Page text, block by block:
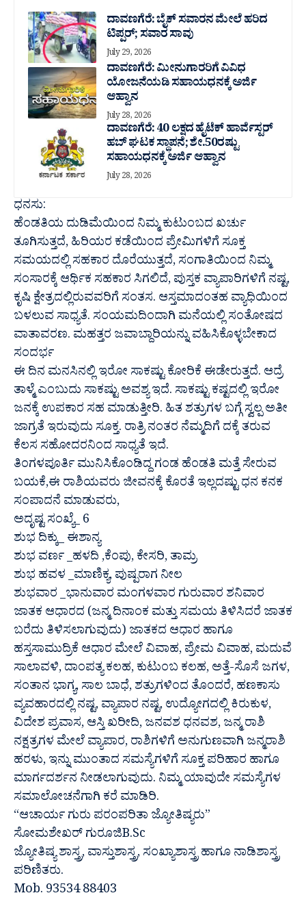
ದಾವಣಗೆರೆ: ಬೈಕ್ ಸವಾರನ ಮೇಲೆ ಹರಿದ
ಟಿಪ್ಪರ್; ಸವಾರ ಸಾವು
July 29, 2026
ದಾವಣಗೆರೆ: ಮೀನುಗಾರರಿಗೆ ವಿವಿಧ
ಯೋಜನೆಯಡಿ ಸಹಾಯಧನಕ್ಕೆ ಅರ್ಜಿ
ಆಹ್ವಾನ
July 28, 2026
ದಾವಣಗೆರೆ: 40 ಲಕ್ಷದ ಹೈಟೆಕ್ ಹಾರ್ವೆಸ್ಟರ್
ಹಬ್ ಘಟಕ ಸ್ಥಾಪನೆ; ಶೇ.50ರಷ್ಟು
ಸಹಾಯಧನಕ್ಕೆ ಅರ್ಜಿ ಆಹ್ವಾನ
July 28, 2026
ಧನಸು:
ಹೆಂಡತಿಯ ದುಡಿಮೆಯಿಂದ ನಿಮ್ಮ ಕುಟುಂಬದ ಖರ್ಚು
ತೂಗಿಸುತ್ತದೆ, ಹಿರಿಯರ ಕಡೆಯಿಂದ ಪ್ರೇಮಿಗಳಿಗೆ ಸೂಕ್ತ
ಸಮಯದಲ್ಲಿ ಸಹಕಾರ ದೊರೆಯುತ್ತದೆ, ಸಂಗಾತಿಯಿಂದ ನಿಮ್ಮ
ಸಂಸಾರಕ್ಕೆ ಆರ್ಥಿಕ ಸಹಕಾರ ಸಿಗಲಿದೆ, ಪುಸ್ತಕ ವ್ಯಾಪಾರಿಗಳಿಗೆ ನಷ್ಟ,
ಕೃಷಿ ಕ್ಷೇತ್ರದಲ್ಲಿರುವವರಿಗೆ ಸಂತಸ. ಆಸ್ತಮಾದಂತಹ ವ್ಯಾಧಿಯಿಂದ
ಬಳಲುವ ಸಾಧ್ಯತೆ. ಸಂಯಮದಿಂದಾಗಿ ಮನೆಯಲ್ಲಿ ಸಂತೋಷದ
ವಾತಾವರಣ. ಮಹತ್ತರ ಜವಾಬ್ದಾರಿಯನ್ನು ವಹಿಸಿಕೊಳ್ಳಬೇಕಾದ
ಸಂದರ್ಭ
ಈ ದಿನ ಮನಸಿನಲ್ಲಿ ಇರೋ ಸಾಕಷ್ಟು ಕೋರಿಕೆ ಈಡೇರುತ್ತದೆ. ಆದ್ರೆ
ತಾಳ್ಮೆ ಎಂಬುದು ಸಾಕಷ್ಟು ಅವಶ್ಯ ಇದೆ. ಸಾಕಷ್ಟು ಕಷ್ಟದಲ್ಲಿ ಇರೋ
ಜನಕ್ಕೆ ಉಪಕಾರ ಸಹ ಮಾಡುತ್ತೀರಿ. ಹಿತ ಶತ್ರುಗಳ ಬಗ್ಗೆ ಸ್ವಲ್ಪ ಅತೀ
ಜಾಗ್ರತೆ ಇರುವುದು ಸೂಕ್ತ. ರಾತ್ರಿ ನಂತರ ನೆಮ್ಮದಿಗೆ ದಕ್ಕೆ ತರುವ
ಕೆಲಸ ಸಹೋದರನಿಂದ ಸಾಧ್ಯತೆ ಇದೆ.
ತಿಂಗಳಪೂರ್ತಿ ಮುನಿಸಿಕೊಂಡಿದ್ದ ಗಂಡ ಹೆಂಡತಿ ಮತ್ತೆ ಸೇರುವ
ಬಯಕೆ,ಈ ರಾಶಿಯವರು ಜೀವನಕ್ಕೆ ಕೊರತೆ ಇಲ್ಲದಷ್ಟು ಧನ ಕನಕ
ಸಂಪಾದನೆ ಮಾಡುವರು,
ಅದೃಷ್ಟ ಸಂಖ್ಯೆ_ 6
ಶುಭ ದಿಕ್ಕು_ ಈಶಾನ್ಯ
ಶುಭ ವರ್ಣ _ಹಳದಿ ,ಕೆಂಪು, ಕೇಸರಿ, ತಾಮ್ರ
ಶುಭ ಹವಳ _ಮಾಣಿಕ್ಯ, ಪುಷ್ಪರಾಗ ನೀಲ
ಶುಭವಾರ _ಭಾನುವಾರ ಮಂಗಳವಾರ ಗುರುವಾರ ಶನಿವಾರ
ಜಾತಕ ಆಧಾರದ (ಜನ್ಮ ದಿನಾಂಕ ಮತ್ತು ಸಮಯ ತಿಳಿಸಿದರೆ ಜಾತಕ
ಬರೆದು ತಿಳಿಸಲಾಗುವುದು) ಜಾತಕದ ಆಧಾರ ಹಾಗೂ
ಹಸ್ತಸಾಮುದ್ರಿಕೆ ಆಧಾರ ಮೇಲೆ ವಿವಾಹ, ಪ್ರೇಮ ವಿವಾಹ, ಮದುವೆ
ಸಾಲಾವಳಿ, ದಾಂಪತ್ಯ ಕಲಹ, ಕುಟುಂಬ ಕಲಹ, ಅತ್ತೆ-ಸೊಸೆ ಜಗಳ,
ಸಂತಾನ ಭಾಗ್ಯ, ಸಾಲ ಬಾಧೆ, ಶತ್ರುಗಳಿಂದ ತೊಂದರೆ, ಹಣಕಾಸು
ವ್ಯವಹಾರದಲ್ಲಿ ನಷ್ಟ, ವ್ಯಾಪಾರ ನಷ್ಟ, ಉದ್ಯೋಗದಲ್ಲಿ ಕಿರುಕುಳ,
ವಿದೇಶ ಪ್ರವಾಸ, ಆಸ್ತಿ ಖರೀದಿ, ಜನವಶ ಧನವಶ, ಜನ್ಮ ರಾಶಿ
ನಕ್ಷತ್ರಗಳ ಮೇಲೆ ವ್ಯಾಪಾರ, ರಾಶಿಗಳಿಗೆ ಅನುಗುಣವಾಗಿ ಜನ್ಮರಾಶಿ
ಹರಳು, ಇನ್ನು ಮುಂತಾದ ಸಮಸ್ಯೆಗಳಿಗೆ ಸೂಕ್ತ ಪರಿಹಾರ ಹಾಗೂ
ಮಾರ್ಗದರ್ಶನ ನೀಡಲಾಗುವುದು. ನಿಮ್ಮ ಯಾವುದೇ ಸಮಸ್ಯೆಗಳ
ಸಮಾಲೋಚನೆಗಾಗಿ ಕರೆ ಮಾಡಿರಿ.
“ಆಚಾರ್ಯ ಗುರು ಪರಂಪರಿತಾ ಜ್ಯೋತಿಷ್ಯರು”
ಸೋಮಶೇಖರ್ ಗುರೂಜಿB.Sc
ಜ್ಯೋತಿಷ್ಯ ಶಾಸ್ತ್ರ, ವಾಸ್ತುಶಾಸ್ತ್ರ, ಸಂಖ್ಯಾಶಾಸ್ತ್ರ ಹಾಗೂ ನಾಡಿಶಾಸ್ತ್ರ
ಪರಿಣಿತರು.
Mob. 93534 88403